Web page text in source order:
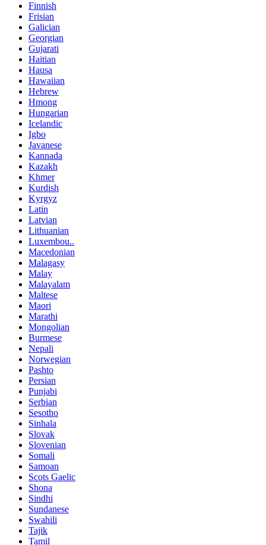
Finnish
Frisian
Galician
Georgian
Gujarati
Haitian
Hausa
Hawaiian
Hebrew
Hmong
Hungarian
Icelandic
Igbo
Javanese
Kannada
Kazakh
Khmer
Kurdish
Kyrgyz
Latin
Latvian
Lithuanian
Luxembou..
Macedonian
Malagasy
Malay
Malayalam
Maltese
Maori
Marathi
Mongolian
Burmese
Nepali
Norwegian
Pashto
Persian
Punjabi
Serbian
Sesotho
Sinhala
Slovak
Slovenian
Somali
Samoan
Scots Gaelic
Shona
Sindhi
Sundanese
Swahili
Tajik
Tamil